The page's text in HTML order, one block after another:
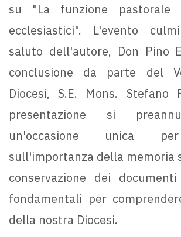
su "La funzione pastorale
ecclesiastici". L'evento
saluto dell'autore, Don Pino
conclusione da parte del
Diocesi, S.E. Mons. Stefano
presentazione si
un'occasione unica
sull'importanza della memoria
conservazione dei documenti
fondamentali per
della nostra Diocesi.